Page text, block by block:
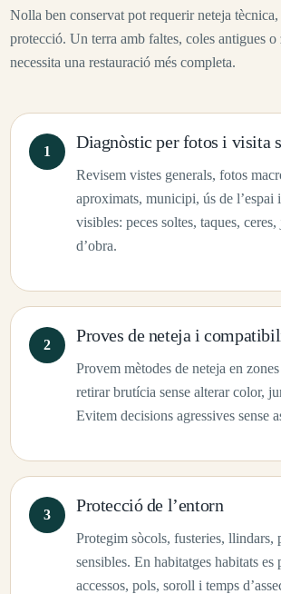
Nolla ben conservat pot requerir neteja
protecció. Un terra amb faltes, coles antigues o
necessita una restauració més completa.
Diagnòstic per fotos i visita
Revisem vistes generals, fotos
aproximats, municipi, ús de l’espai
visibles: peces soltes, taques, ceres,
d’obra.
Proves de neteja i
Provem mètodes de neteja en
retirar brutícia sense alterar color,
Evitem decisions agressives sense
Protecció de l’entorn
Protegim sòcols, fusteries, llindars,
sensibles. En habitatges habitats es
accessos, pols, soroll i temps